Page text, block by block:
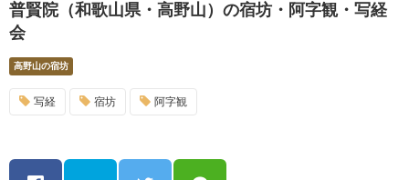
普賢院（和歌山県・高野山）の宿坊・阿字観・写経
会
高野山の宿坊
写経 宿坊 阿字観